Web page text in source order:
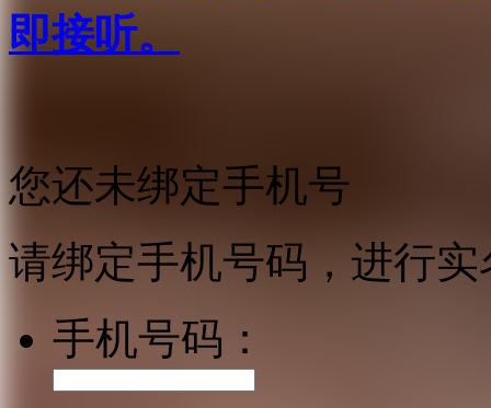
即接听。
您还未绑定手机号
请绑定手机号码，进行
手机号码：